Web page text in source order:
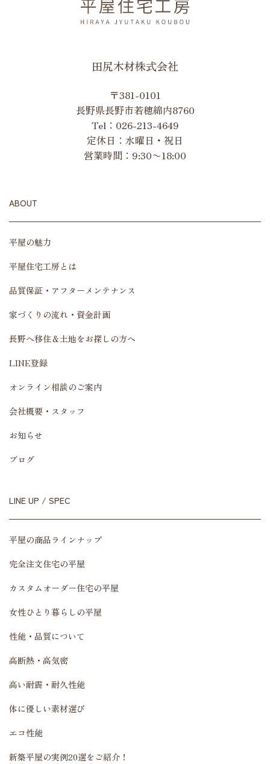
田尻木材株式会社
〒381-0101
長野県長野市若穂綿内8760
Tel： 026-213-4649
定休日：水曜日・祝日
営業時間：9:30〜18:00
ABOUT
平屋の魅力
平屋住宅工房とは
品質保証・アフターメンテナンス
家づくりの流れ・資金計画
長野へ移住＆土地をお探しの方へ
LINE登録
オンライン相談のご案内
会社概要・スタッフ
お知らせ
ブログ
LINE UP / SPEC
平屋の商品ラインナップ
完全注文住宅の平屋
カスタムオーダー住宅の平屋
女性ひとり暮らしの平屋
性能・品質について
高断熱・高気密
高い耐震・耐久性能
体に優しい素材選び
エコ性能
新築平屋の実例20選をご紹介！